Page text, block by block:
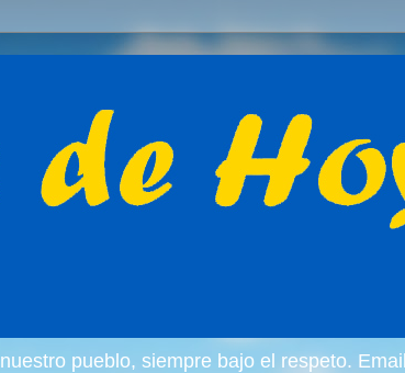
pueblo, siempre bajo el respeto.